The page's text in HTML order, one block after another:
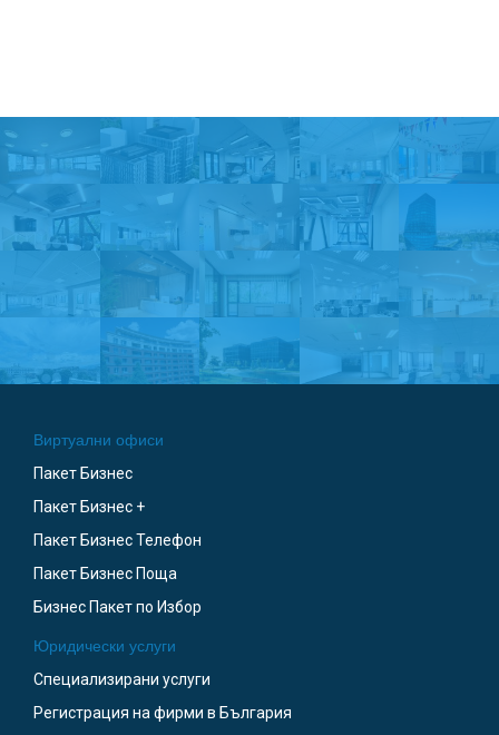
Виртуални офиси
Пакет Бизнес
Пакет Бизнес +
Пакет Бизнес Телефон
Пакет Бизнес Поща
Бизнес Пакет по Избор
Юридически услуги
Специализирани услуги
Регистрация на фирми в България